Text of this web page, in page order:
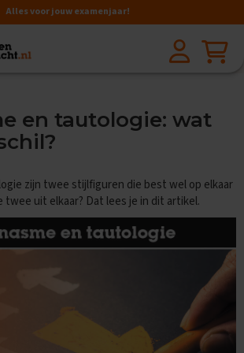
Alles voor jouw examenjaar!
en tautologie: wat
zijn twee stijlfiguren die best wel op elkaar
twee uit elkaar? Dat lees je in dit artikel.